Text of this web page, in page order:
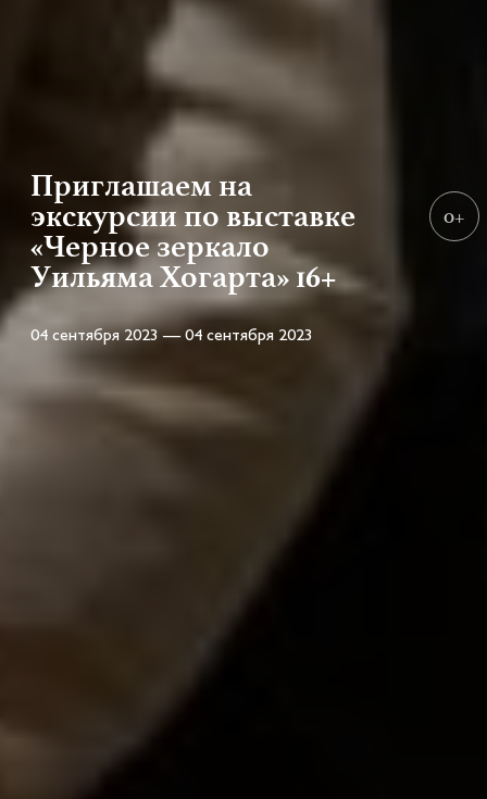
Приглашаем на
экскурсии по выставке
«Черное зеркало
Уильяма Хогарта» 16+
04 сентября 2023 — 04 сентября 2023
0+